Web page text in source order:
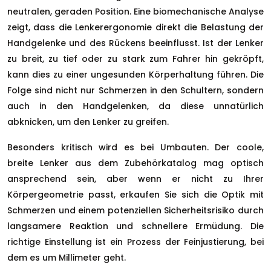
neutralen, geraden Position. Eine biomechanische Analyse
zeigt, dass die Lenkerergonomie direkt die Belastung der
Handgelenke und des Rückens beeinflusst. Ist der Lenker
zu breit, zu tief oder zu stark zum Fahrer hin gekröpft,
kann dies zu einer ungesunden Körperhaltung führen. Die
Folge sind nicht nur Schmerzen in den Schultern, sondern
auch in den Handgelenken, da diese unnatürlich
abknicken, um den Lenker zu greifen.
Besonders kritisch wird es bei Umbauten. Der coole,
breite Lenker aus dem Zubehörkatalog mag optisch
ansprechend sein, aber wenn er nicht zu Ihrer
Körpergeometrie passt, erkaufen Sie sich die Optik mit
Schmerzen und einem potenziellen Sicherheitsrisiko durch
langsamere Reaktion und schnellere Ermüdung. Die
richtige Einstellung ist ein Prozess der Feinjustierung, bei
dem es um Millimeter geht.